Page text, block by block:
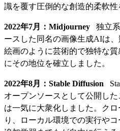
識を覆す圧倒的な創造的柔軟性
2022年7月：Midjourney 独立
ースした同名の画像生成AIは、
絵画のように芸術的で独特な
にその地位を確立しました。
2022年8月：Stable Diffusion
オープンソースとして公開し
は一気に大衆化しました。ク
り、ローカル環境での実行や